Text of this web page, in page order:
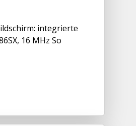
integrierte
16 MHz So